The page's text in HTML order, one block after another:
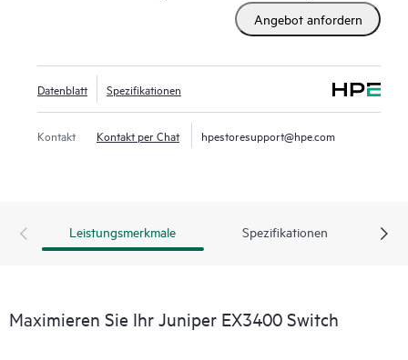
Angebot anfordern
Datenblatt Spezifikationen
Kontakt Kontakt per Chat hpestoresupport@hpe.com
Leistungsmerkmale Spezifikationen
Maximieren Sie Ihr Juniper EX3400 Switch